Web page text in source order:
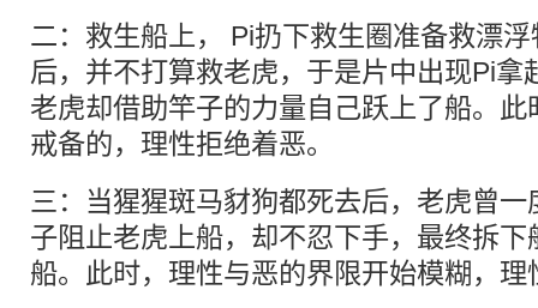
二：救生船上， Pi扔下救生圈准备救漂
后，并不打算救老虎，于是片中出现Pi拿
老虎却借助竿子的力量自己跃上了船。
戒备的，理性拒绝着恶。
三：当猩猩斑马豺狗都死去后，老虎曾
子阻止老虎上船，却不忍下手，最终拆
船。此时，理性与恶的界限开始模糊，